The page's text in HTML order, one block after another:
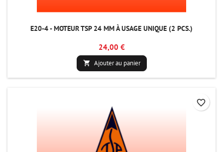
E20-4 - MOTEUR TSP 24 MM À USAGE UNIQUE (2 PCS.)
24,00 €
 Ajouter au panier
favorite_border